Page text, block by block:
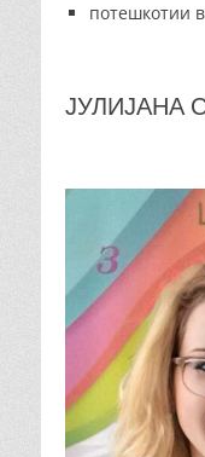
потешкотии
ЈУЛИЈАНА